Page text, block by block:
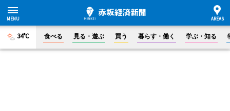
34°C 食べる 見る・遊ぶ 買う 暮らす・働く 学ぶ・知る